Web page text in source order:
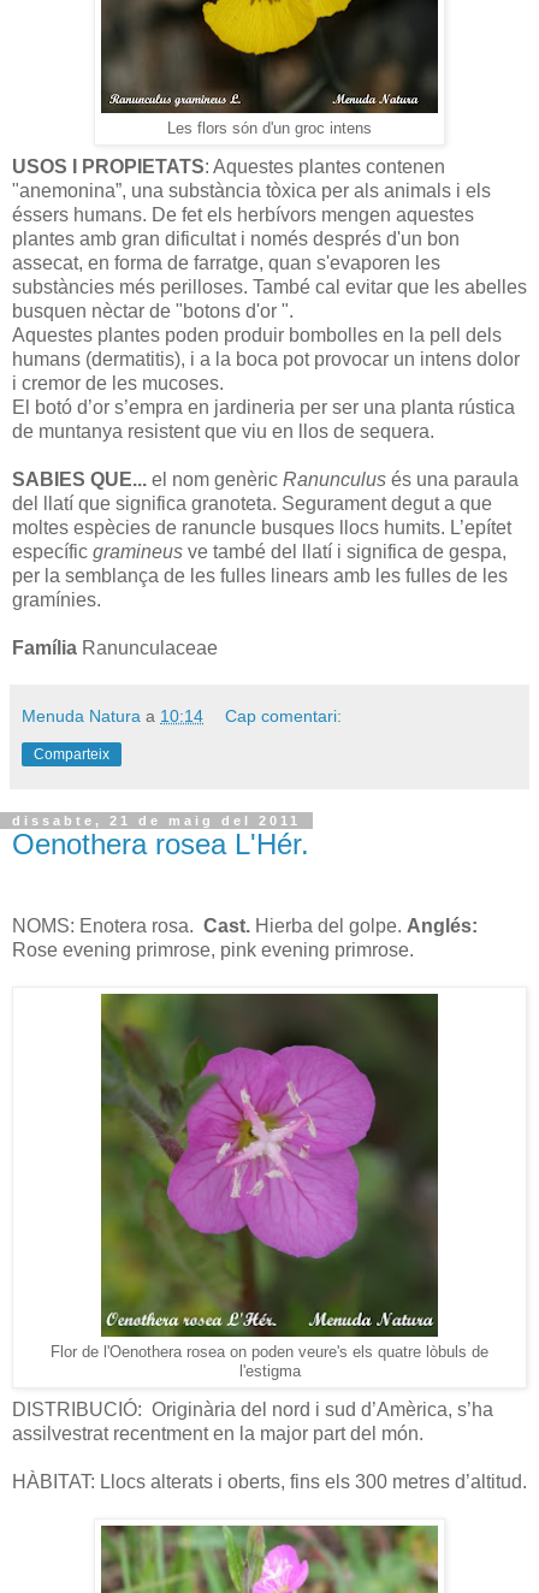
Les flors són d'un groc intens
USOS I PROPIETATS: Aquestes plantes contenen
"anemonina”, una substància tòxica per als animals i els
éssers humans. De fet els herbívors mengen aquestes
plantes amb gran dificultat i només després d'un bon
assecat, en forma de farratge, quan s'evaporen les
substàncies més perilloses. També cal evitar que les abelles
busquen nèctar de "botons d'or ".
Aquestes plantes poden produir bombolles en la pell dels
humans (dermatitis), i a la boca pot provocar un intens dolor
i cremor de les mucoses.
El botó d’or s’empra en jardineria per ser una planta rústica
de muntanya resistent que viu en llos de sequera.
SABIES QUE... el nom genèric Ranunculus és una paraula
del llatí que significa granoteta. Segurament degut a que
moltes espècies de ranuncle busques llocs humits. L’epítet
específic gramineus ve també del llatí i significa de gespa,
per la semblança de les fulles linears amb les fulles de les
gramínies.
Família Ranunculaceae
Menuda Natura a 10:14 Cap comentari:
Comparteix
dissabte, 21 de maig del 2011
Oenothera rosea L'Hér.
NOMS: Enotera rosa. Cast. Hierba del golpe. Anglés:
Rose evening primrose, pink evening primrose.
Flor de l'Oenothera rosea on poden veure's els quatre lòbuls de
l'estigma
DISTRIBUCIÓ: Originària del nord i sud d’Amèrica, s’ha
assilvestrat recentment en la major part del món.
HÀBITAT: Llocs alterats i oberts, fins els 300 metres d’altitud.